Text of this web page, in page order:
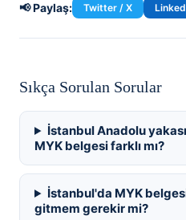
📢 Paylaş: Twitter / X
Sıkça Sorulan Sorular
İstanbul Anadolu
MYK belgesi farklı mı?
İstanbul'da MYK
gitmem gerekir mi?